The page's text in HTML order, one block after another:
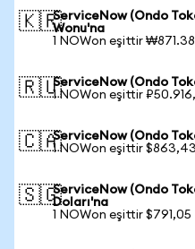
🇰🇷ServiceNow (Ondo
Wonu'na
1 NOWon eşittir
🇷🇺ServiceNow (Ondo
1 NOWon eşittir
🇨🇦ServiceNow (Ondo
1 NOWon eşittir $863,43
🇸🇬ServiceNow (Ondo
Doları'na
1 NOWon eşittir $791,05